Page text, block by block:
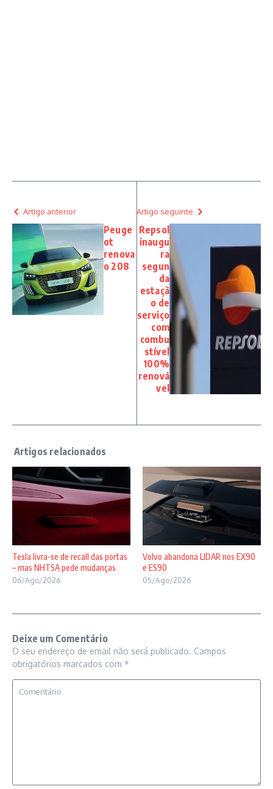
Artigo anterior
Peuge
ot
renova
o 208
Artigo seguinte
Repsol
inaugu
ra
segun
da
estaçã
o de
serviço
com
combu
stível
100%
renová
vel
Tesla livra-se de recall das portas
– mas NHTSA pede mudanças
06/Ago/2026
Volvo abandona LIDAR nos EX90
e ES90
05/Ago/2026
Deixe um Comentário
O seu endereço de email não será publicado. Campos
obrigatórios marcados com *